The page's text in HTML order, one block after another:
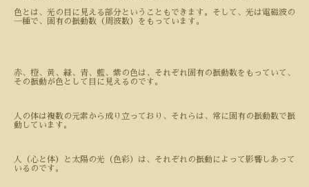
色とは、光の目に見える部分ということもできます。そして、光は電磁波の
一種で、固有の振動数（周波数）をもっています。
赤、橙、黄、緑、青、藍、紫の色は、それぞれ固有の振動数をもっていて、
その振動が色として目に見えるのです。
人の体は複数の元素から成り立っており、それらは、常に固有の振動数で振
動しています。
人（心と体）と太陽の光（色彩）は、それぞれの振動によって影響しあって
いるのです。